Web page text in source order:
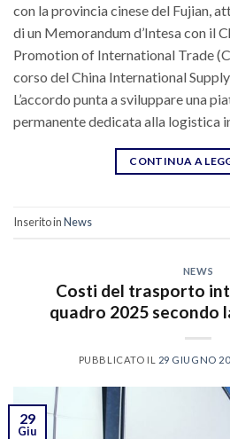
con la provincia cinese del Fujian,
di un Memorandum d’Intesa con il
Promotion of International Trade
corso del China International Supply
L’accordo punta a sviluppare una
permanente dedicata alla logistica
CONTINUA A
Inserito inNews
NEWS
Costi del trasporto
quadro 2025 secondo
PUBBLICATO IL 29 GIUGNO
29
Giu